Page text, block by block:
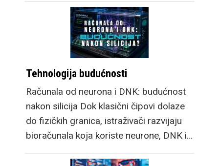
Tehnologija budućnosti
Računala od neurona i DNK: budućnost
nakon silicija Dok klasični čipovi dolaze
do fizičkih granica, istraživači razvijaju
bioračunala koja koriste neurone, DNK i…